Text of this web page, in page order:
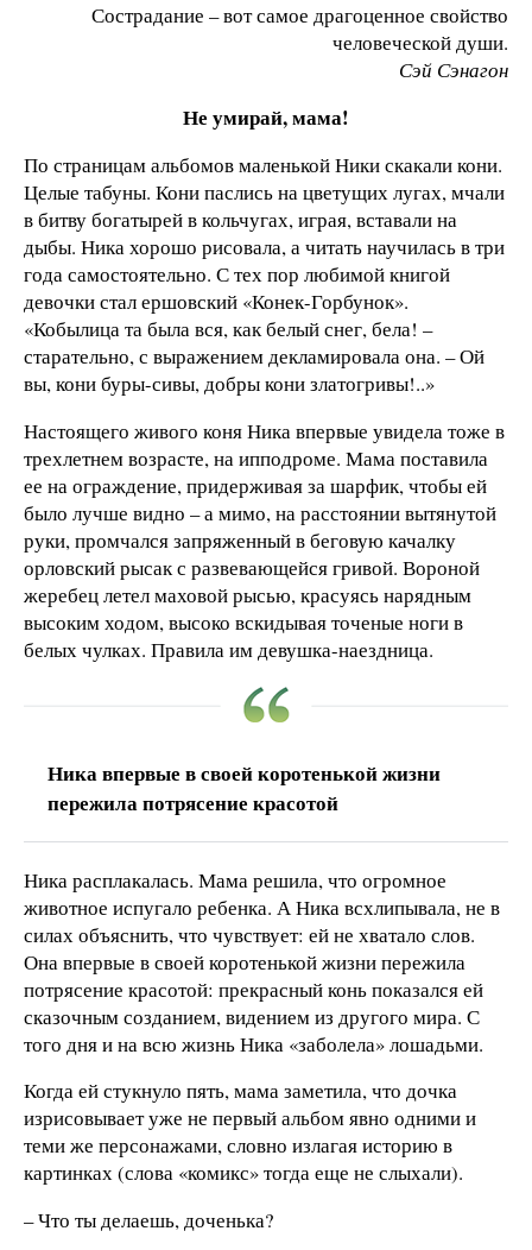
Сострадание – вот самое драгоценное свойство
человеческой души.
Сэй Сэнагон
Не умирай, мама!
По страницам альбомов маленькой Ники скакали кони.
Целые табуны. Кони паслись на цветущих лугах, мчали
в битву богатырей в кольчугах, играя, вставали на
дыбы. Ника хорошо рисовала, а читать научилась в три
года самостоятельно. С тех пор любимой книгой
девочки стал ершовский «Конек-Горбунок».
«Кобылица та была вся, как белый снег, бела! –
старательно, с выражением декламировала она. – Ой
вы, кони буры-сивы, добры кони златогривы!..»
Настоящего живого коня Ника впервые увидела тоже в
трехлетнем возрасте, на ипподроме. Мама поставила
ее на ограждение, придерживая за шарфик, чтобы ей
было лучше видно – а мимо, на расстоянии вытянутой
руки, промчался запряженный в беговую качалку
орловский рысак с развевающейся гривой. Вороной
жеребец летел маховой рысью, красуясь нарядным
высоким ходом, высоко вскидывая точеные ноги в
белых чулках. Правила им девушка-наездница.
Ника впервые в своей коротенькой жизни
пережила потрясение красотой
Ника расплакалась. Мама решила, что огромное
животное испугало ребенка. А Ника всхлипывала, не в
силах объяснить, что чувствует: ей не хватало слов.
Она впервые в своей коротенькой жизни пережила
потрясение красотой: прекрасный конь показался ей
сказочным созданием, видением из другого мира. С
того дня и на всю жизнь Ника «заболела» лошадьми.
Когда ей стукнуло пять, мама заметила, что дочка
изрисовывает уже не первый альбом явно одними и
теми же персонажами, словно излагая историю в
картинках (слова «комикс» тогда еще не слыхали).
– Что ты делаешь, доченька?